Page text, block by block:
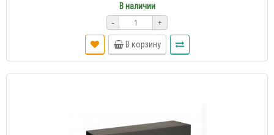
В наличии
- +
В корзину